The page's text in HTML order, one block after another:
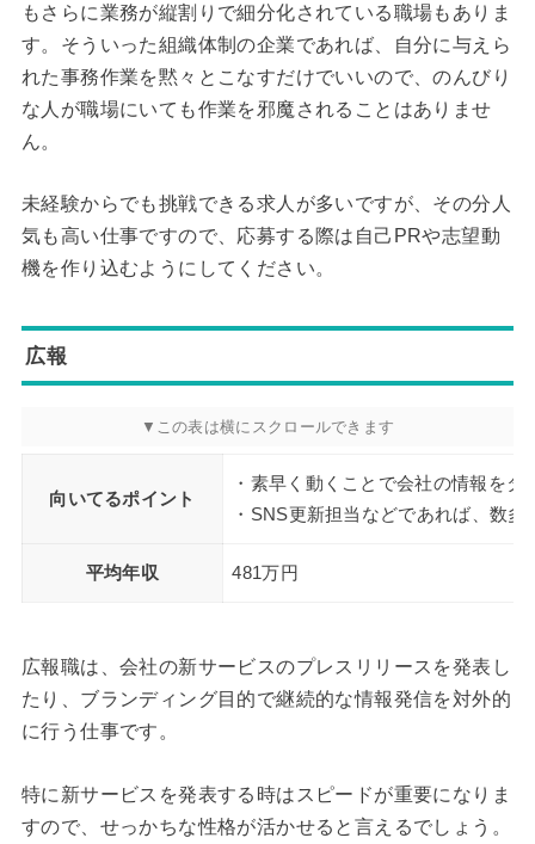
もさらに業務が縦割りで細分化されている職場もありま
す。そういった組織体制の企業であれば、自分に与えら
れた事務作業を黙々とこなすだけでいいので、のんびり
な人が職場にいても作業を邪魔されることはありませ
ん。
未経験からでも挑戦できる求人が多いですが、その分人
気も高い仕事ですので、応募する際は自己PRや志望動
機を作り込むようにしてください。
広報
向いてるポイント
・素早く動くことで会社の情報をタ
・SNS更新担当などであれば、数
平均年収 481万円
広報職は、会社の新サービスのプレスリリースを発表し
たり、ブランディング目的で継続的な情報発信を対外的
に行う仕事です。
特に新サービスを発表する時はスピードが重要になりま
すので、せっかちな性格が活かせると言えるでしょう。